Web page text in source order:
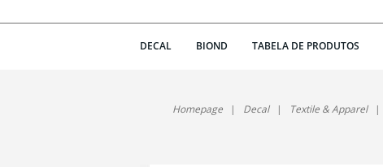
DECAL BIOND TABELA DE PRODUTOS
Homepage Decal Textile & Apparel